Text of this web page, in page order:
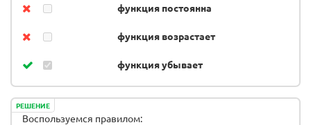
функция постоянна
функция возрастает
функция убывает
РЕШЕНИЕ
Воспользуемся правилом: